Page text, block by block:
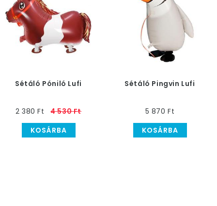
Sétáló Póniló Lufi
2 380 Ft
4 530 Ft
KOSÁRBA
Sétáló Pingvin Lufi
5 870 Ft
KOSÁRBA